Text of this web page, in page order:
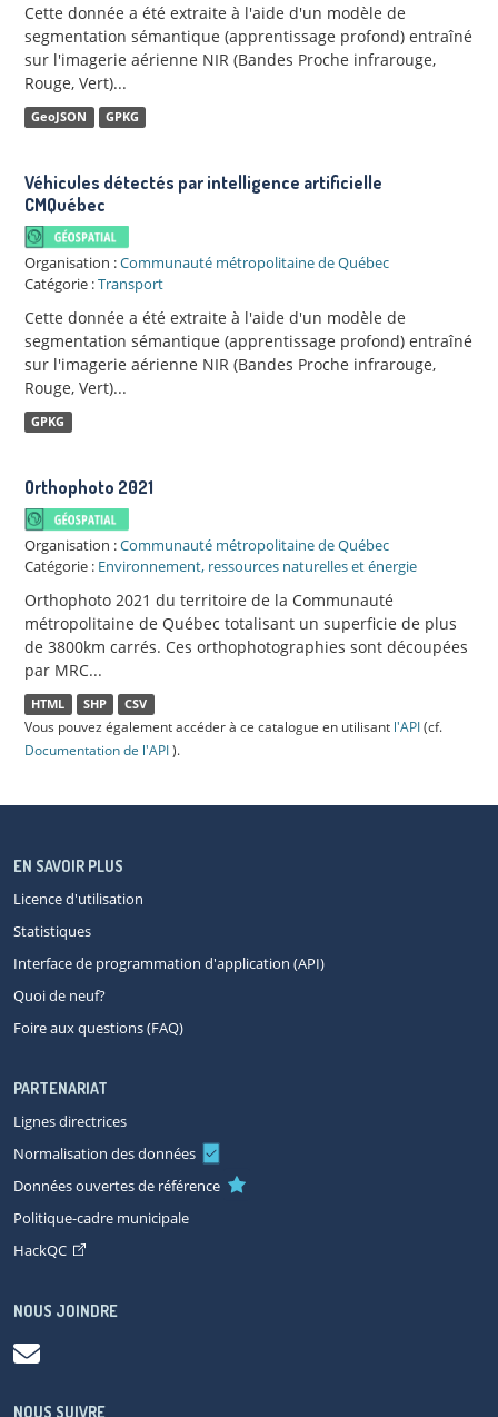
Cette donnée a été extraite à l'aide d'un modèle de
segmentation sémantique (apprentissage profond) entraîné
sur l'imagerie aérienne NIR (Bandes Proche infrarouge,
Rouge, Vert)...
GeoJSON GPKG
Véhicules détectés par intelligence artificielle
CMQuébec
Organisation :Communauté métropolitaine de Québec
Catégorie :Transport
Cette donnée a été extraite à l'aide d'un modèle de
segmentation sémantique (apprentissage profond) entraîné
sur l'imagerie aérienne NIR (Bandes Proche infrarouge,
Rouge, Vert)...
GPKG
Orthophoto 2021
Organisation :Communauté métropolitaine de Québec
Catégorie : Environnement, ressources naturelles et énergie
Orthophoto 2021 du territoire de la Communauté
métropolitaine de Québec totalisant un superficie de plus
de 3800km carrés. Ces orthophotographies sont découpées
par MRC...
HTML SHP CSV
Vous pouvez également accéder à ce catalogue en utilisant l'API(cf.
Documentation de l'API).
EN SAVOIR PLUS
Licence d'utilisation
Statistiques
Interface de programmation d'application (API)
Quoi de neuf?
Foire aux questions (FAQ)
PARTENARIAT
Lignes directrices
Normalisation des données
Données ouvertes de référence
Politique-cadre municipale
HackQC
NOUS JOINDRE
NOUS SUIVRE